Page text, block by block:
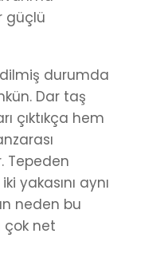
güçlü
durumda
Dar taş
çıktıkça hem
Tepeden
yakasını aynı
neden bu
çok net